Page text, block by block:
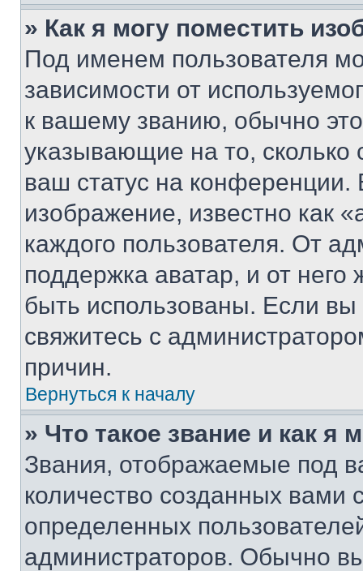
» Как я могу поместить
Под именем пользователя
зависимости от
к вашему званию, обычно это
указывающие на то,
ваш статус на
изображение, известно как
каждого пользователя. От
поддержка аватар, и от него
быть использованы. Если
свяжитесь с
причин.
Вернуться к началу
» Что такое звание и как я
Звания, отображаемые под
количество созданных
определенных
администраторов. Обычно